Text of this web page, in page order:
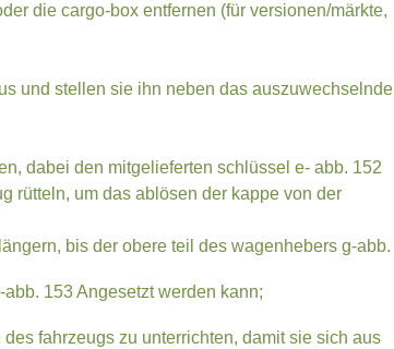
die cargo-box entfernen (für versionen/märkte,
und stellen sie ihn neben das auszuwechselnde
dabei den mitgelieferten schlüssel e- abb. 152
rütteln, um das ablösen der kappe von der
bis der obere teil des wagenhebers g-abb.
153 Angesetzt werden kann;
fahrzeugs zu unterrichten, damit sie sich aus